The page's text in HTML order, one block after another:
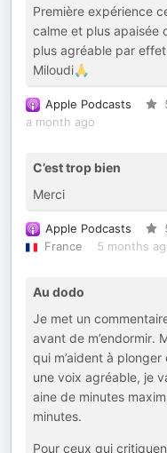
Première expérience
calme et plus apaisée
plus agréable par
Miloudi🙏
Apple Podcasts
a month ago
C’est trop bien
Merci
Apple Podcasts
France
5 months
Au dodo
Je met un
avant de m’endormir.
qui m’aident à
une voix agréable, je
aine de minutes
minutes.
Pour ceux qui